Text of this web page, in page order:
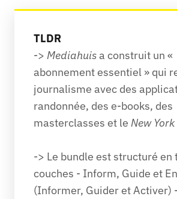
TLDR
-> Mediahuis a construit un «
abonnement essentiel » qui
journalisme avec des
randonnée, des e-books, des
masterclasses et le New
-> Le bundle est structuré en
couches - Inform, Guide et
(Informer, Guider et Activer)